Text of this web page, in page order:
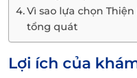
Vì sao lựa chọn
tổng quát
Lợi ích của